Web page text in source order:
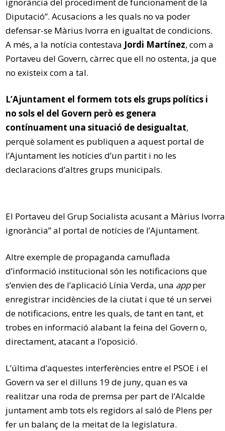
ignorància del procediment de funcionament de la
Diputació”. Acusacions a les quals no va poder
defensar-se Màrius Ivorra en igualtat de condicions.
A més, a la notícia contestava Jordi Martínez, com a
Portaveu del Govern, càrrec que ell no ostenta, ja que
no existeix com a tal.
L’Ajuntament el formem tots els grups polítics i
no sols el del Govern però es genera
contínuament una situació de desigualtat,
perquè solament es publiquen a aquest portal de
l’Ajuntament les notícies d’un partit i no les
declaracions d’altres grups municipals.
El Portaveu del Grup Socialista acusant a Màrius
ignorància” al portal de notícies de l’Ajuntament.
Altre exemple de propaganda camuflada
d’informació institucional són les notificacions que
s’envien des de l’aplicació Línia Verda, una appper
enregistrar incidències de la ciutat i que té un servei
de notificacions, entre les quals, de tant en tant, et
trobes en informació alabant la feina del Govern o,
directament, atacant a l’oposició.
L’última d’aquestes interferències entre el PSOE i el
Govern va ser el dilluns 19 de juny, quan es va
realitzar una roda de premsa per part de l’Alcalde
juntament amb tots els regidors al saló de Plens per
fer un balanç de la meitat de la legislatura.